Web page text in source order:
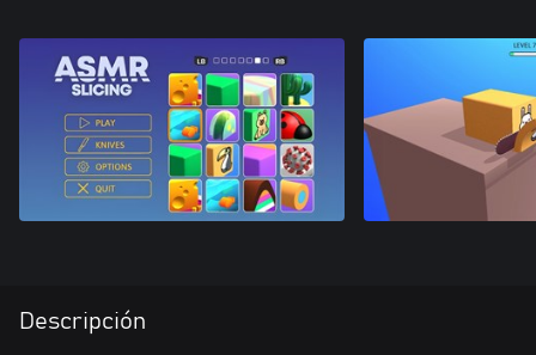
Descripción